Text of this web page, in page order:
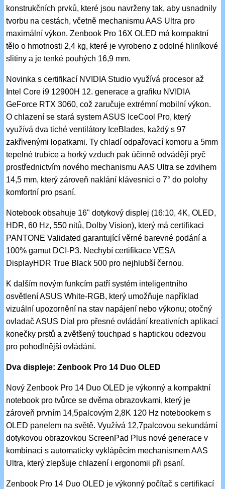
konstrukčních prvků, které jsou navrženy tak, aby usnadnily
tvorbu na cestách, včetně mechanismu AAS Ultra pro
maximální výkon. Zenbook Pro 16X OLED má kompaktní
tělo o hmotnosti 2,4 kg, které je vyrobeno z odolné hliníkové
slitiny a je tenké pouhých 16,9 mm.
Novinka s certifikací NVIDIA Studio využívá procesor až
Intel Core i9 12900H 12. generace a grafiku NVIDIA
GeForce RTX 3060, což zaručuje extrémní mobilní výkon.
O chlazení se stará system ASUS IceCool Pro, který
využívá dva tiché ventilátory IceBlades, každý s 97
zakřivenými lopatkami. Ty chladí odpařovací komoru a 5mm
tepelné trubice a horký vzduch pak účinně odvádějí pryč
prostřednictvím nového mechanismu AAS Ultra se zdvihem
14,5 mm, který zároveň naklání klávesnici o 7° do polohy
komfortní pro psaní.
Notebook obsahuje 16" dotykový displej (16:10, 4K, OLED,
HDR, 60 Hz, 550 nitů, Dolby Vision), který má certifikaci
PANTONE Validated garantující věrné barevné podání a
100% gamut DCI-P3. Nechybí certifikace VESA
DisplayHDR True Black 500 pro nejhlubší černou.
K dalším novým funkcím patří systém inteligentního
osvětlení ASUS White-RGB, který umožňuje například
vizuální upozornění na stav napájení nebo výkonu; otočný
ovladač ASUS Dial pro přesné ovládání kreativních aplikací
konečky prstů a zvětšený touchpad s haptickou odezvou
pro pohodlnější ovládání.
Dva displeje: Zenbook Pro 14 Duo OLED
Nový Zenbook Pro 14 Duo OLED je výkonný a kompaktní
notebook pro tvůrce se dvěma obrazovkami, který je
zároveň prvním 14,5palcovým 2,8K 120 Hz notebookem s
OLED panelem na světě. Využívá 12,7palcovou sekundární
dotykovou obrazovkou ScreenPad Plus nové generace v
kombinaci s automaticky vyklápěcím mechanismem AAS
Ultra, který zlepšuje chlazení i ergonomii při psaní.
Zenbook Pro 14 Duo OLED je výkonný počítač s certifikací